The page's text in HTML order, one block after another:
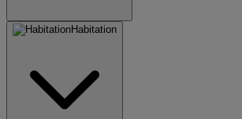
Habitation